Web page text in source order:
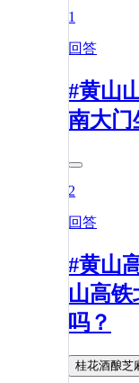
1
回答
#黄山
南大门
2
回答
#黄山
山高铁
吗？
桂花酒酿芝